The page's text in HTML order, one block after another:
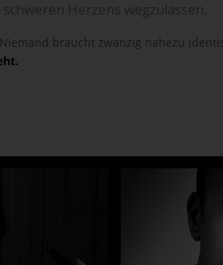
braucht zwanzig nahezu